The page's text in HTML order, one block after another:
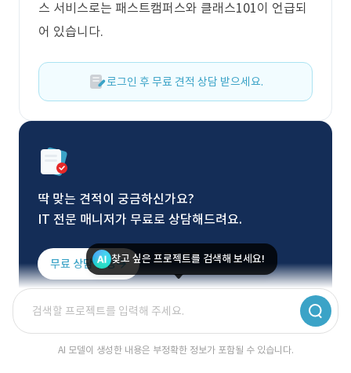
스 서비스로는 패스트캠퍼스와 클래스101이 언급되
어 있습니다.
로그인 후 무료 견적 상담 받으세요.
딱 맞는 견적이 궁금하신가요?
IT 전문 매니저가 무료로 상담해드려요.
무료 상담 신청찾고 싶은 프로젝트를 검색해 보세요!
AI 모델이 생성한 내용은 부정확한 정보가 포함될 수 있습니다.